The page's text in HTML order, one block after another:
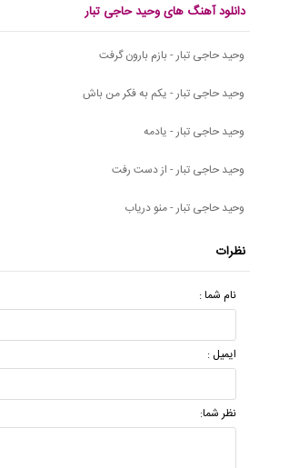
دانلود آهنگ های وحید حاجی تبار
وحید حاجی تبار - بازم بارون گرفت
وحید حاجی تبار - یکم به فکر من باش
وحید حاجی تبار - یادمه
وحید حاجی تبار - از دست رفت
وحید حاجی تبار - منو دریاب
نظرات
نام شما :
ایمیل :
نظر شما: